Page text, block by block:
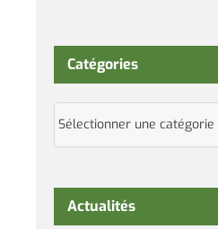
Catégories
Catégories
Actualités